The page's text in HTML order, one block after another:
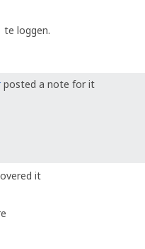
te loggen.
posted a note for it
it